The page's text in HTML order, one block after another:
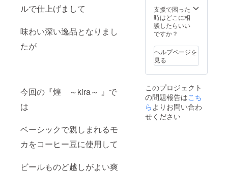
ルで仕上げまして
味わい深い逸品となりまし
たが
今回の『煌 ～kira～ 』で
は
ベーシックで親しまれるモ
カをコーヒー豆に使用して
ビールものど越しがよい爽
さい。
色の選
択は出
来ませ
予めご
了承く
ださ
い。 ◆
（Lサイ
ズ） 身
丈
73cm
・身幅
サイズ
◆サイ
ズ（M
サイ
丈
69cm
・身幅
52cm・
46cm・
袖丈
20cm ※
サイズ
はLサイ
ル煌き
ビアグ
ラス2
点 オ
ルサー
モスス
テンレ
スマグ2
リジナ
ルミニ
マグ
カップ2
点 オ
支援で困った
時はどこに相
談したらいい
ですか？
ヘルプページを
見る
このプロジェクト
の問題報告はこち
ら よりお問い合わ
せください